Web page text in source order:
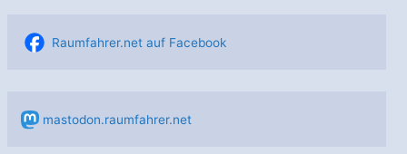
Raumfahrer.net auf Facebook
mastodon.raumfahrer.net